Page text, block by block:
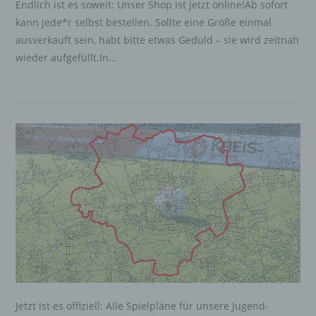
Endlich ist es soweit: Unser Shop ist jetzt online!Ab sofort
kann jede*r selbst bestellen. Sollte eine Größe einmal
ausverkauft sein, habt bitte etwas Geduld – sie wird zeitnah
wieder aufgefüllt.In…
Jetzt ist es offiziell: Alle Spielpläne für unsere Jugend-
werden.
c) Verarbeitung
automatisierter Verfahren ausgeführte Vorgang
Anpassung oder Veränderung, das Auslesen,
das Abfragen, die Verwendung, die Offenlegung
durch Übermittlung, Verbreitung oder eine
andere Form der Bereitstellung, den Abgleich
oder die Verknüpfung, die Einschränkung, das
Löschen oder die Vernichtung.
d) Einschränkung der Verarbeitung
Einschränkung der Verarbeitung ist die
Markierung gespeicherter personenbezogener
Daten mit dem Ziel, ihre künftige Verarbeitung